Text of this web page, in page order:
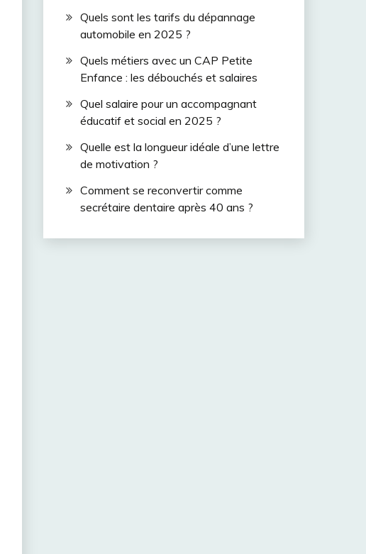
Quels sont les tarifs du dépannage
automobile en 2025 ?
Quels métiers avec un CAP Petite
Enfance : les débouchés et salaires
Quel salaire pour un accompagnant
éducatif et social en 2025 ?
Quelle est la longueur idéale d’une lettre
de motivation ?
Comment se reconvertir comme
secrétaire dentaire après 40 ans ?